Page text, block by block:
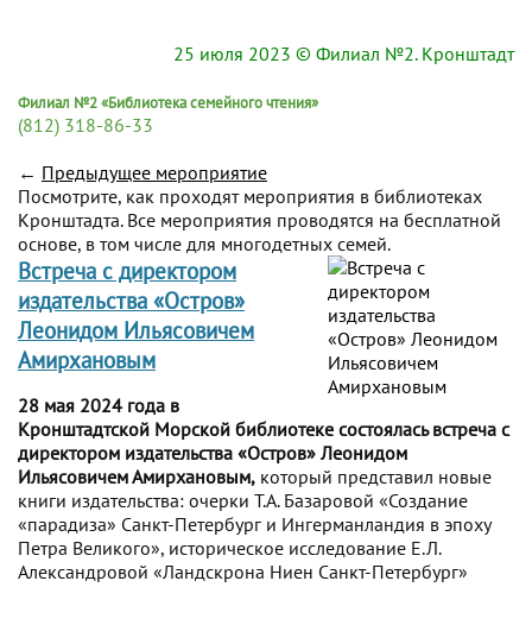
25 июля 2023 © Филиал №2. Кронштадт
Филиал №2 «Библиотека семейного чтения»
(812) 318-86-33
← Предыдущее мероприятие
Посмотрите, как проходят мероприятия в библиотеках
Кронштадта. Все мероприятия проводятся на бесплатной
основе, в том числе для многодетных семей.
Встреча с директором
издательства «Остров»
Леонидом Ильясовичем
Амирхановым
28 мая 2024 года в
Кронштадтской Морской библиотеке состоялась встреча с
директором издательства «Остров» Леонидом
Ильясовичем Амирхановым, который представил новые
книги издательства: очерки Т.А. Базаровой «Создание
«парадиза» Санкт-Петербург и Ингерманландия в эпоху
Петра Великого», историческое исследование Е.Л.
Александровой «Ландскрона Ниен Санкт-Петербург»